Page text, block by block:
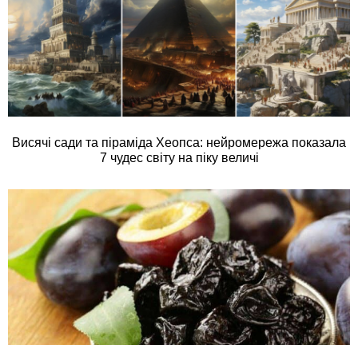
Висячі сади та піраміда Хеопса: нейромережа показала
7 чудес світу на піку величі